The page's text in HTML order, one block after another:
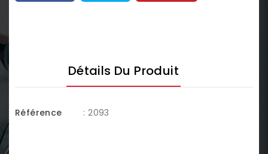
Détails Du Produit
Référence : 2093